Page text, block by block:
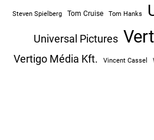
Steven Spielberg Tom Cruise Tom Hanks
Universal Pictures
Vertigo Média Kft. Vincent Cassel